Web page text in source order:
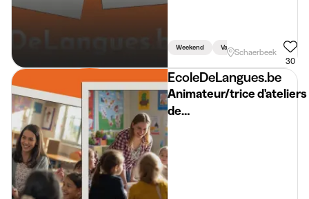
Weekend VakantieSchaerbeek
30
EcoleDeLangues.be
Animateur/trice d'ateliers
de